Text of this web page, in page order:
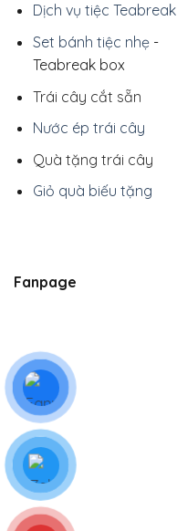
Dịch vụ tiệc Teabreak
Set bánh tiệc nhẹ-
Teabreak box
Trái cây cắt sẵn
Nước ép trái cây
Quà tặng trái cây
Giỏ quà biếu tặng
Fanpage